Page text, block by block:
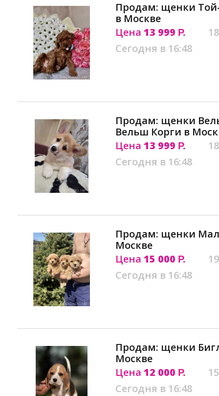
Продам: щенки
в Москве
Цена 13 999 Р.
Сегодня в 16:48
Продам: щенки
Вельш Корги в
Цена 13 999 Р.
Сегодня в 16:48
Продам: щенки
Москве
Цена 15 000 Р.
Сегодня в 16:48
Продам: щенки
Москве
Цена 12 000 Р.
Сегодня в 16:48